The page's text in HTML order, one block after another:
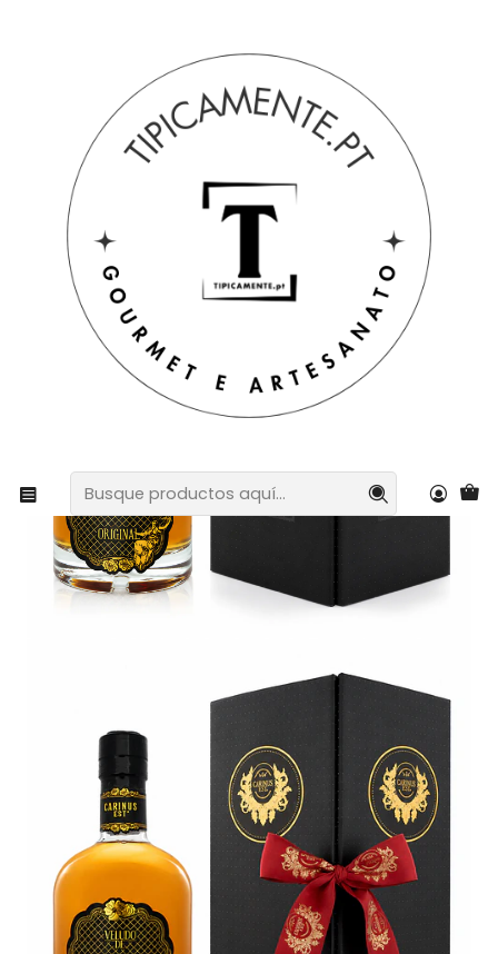
Bebidas y Gourmet Vinos, ginebras y licores
Licor Original 500 ml